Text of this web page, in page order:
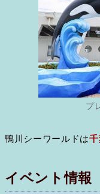
プ
鴨川シーワールドは
イベント情報